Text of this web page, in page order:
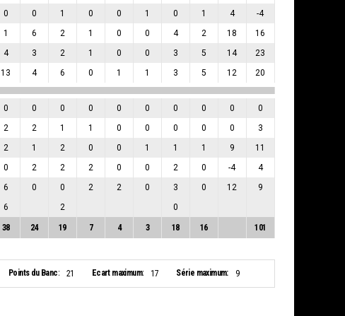
0 0 1 0 0 1 0 1 4 -4
1 6 2 1 0 0 4 2 18 16
4 3 2 1 0 0 3 5 14 23
13 4 6 0 1 1 3 5 12 20
0 0 0 0 0 0 0 0 0 0
2 2 1 1 0 0 0 0 0 3
2 1 2 0 0 1 1 1 9 11
0 2 2 2 0 0 2 0 -4 4
6 0 0 2 2 0 3 0 12
9
6 2 0
38 24 19 7 4 3 18 16 101
Points du Banc: 21 Ecart maximum: 17 Série maximum: 9